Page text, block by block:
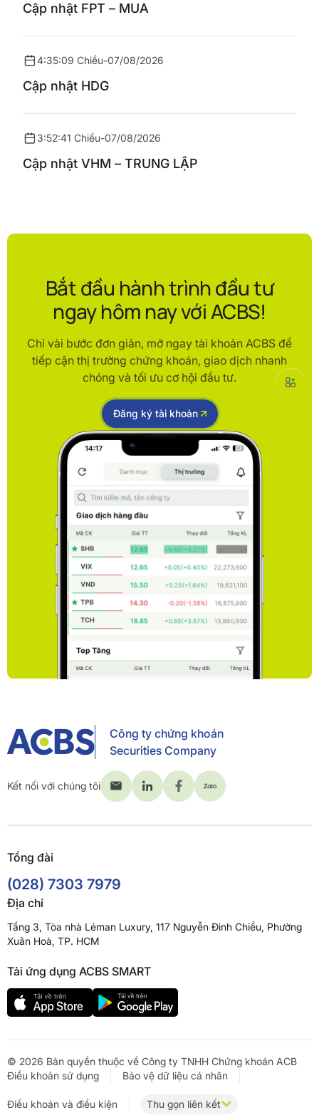
Cập nhật FPT – MUA
4:35:09 Chiều-07/08/2026
Cập nhật HDG
3:52:41 Chiều-07/08/2026
Cập nhật VHM – TRUNG LẬP
Bắt đầu hành trình đầu tư
ngay hôm nay với ACBS!
Chỉ vài bước đơn giản, mở ngay tài khoản ACBS để
tiếp cận thị trường chứng khoán, giao dịch nhanh
chóng và tối ưu cơ hội đầu tư.
Đăng ký tài khoản
Công ty chứng khoán
Securities Company
Kết nối với chúng tôi
Tổng đài
(028) 7303 7979
Địa chỉ
Tầng 3, Tòa nhà Léman Luxury, 117 Nguyễn Đình Chiểu, Phường
Xuân Hoà, TP. HCM
Tải ứng dụng ACBS SMART
© 2026 Bản quyền thuộc về Công ty TNHH Chứng khoán ACB
Điều khoản sử dụng
Bảo vệ dữ liệu cá nhân
Điều khoản và điều kiện Thu gọn liên kết